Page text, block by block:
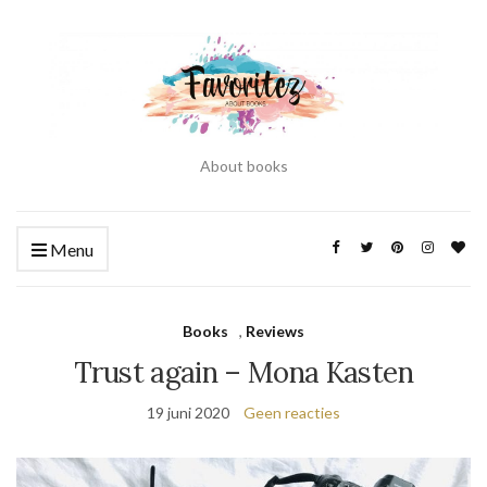
About books
Menu
Books , Reviews
Trust again – Mona Kasten
19 juni 2020 Geen reacties